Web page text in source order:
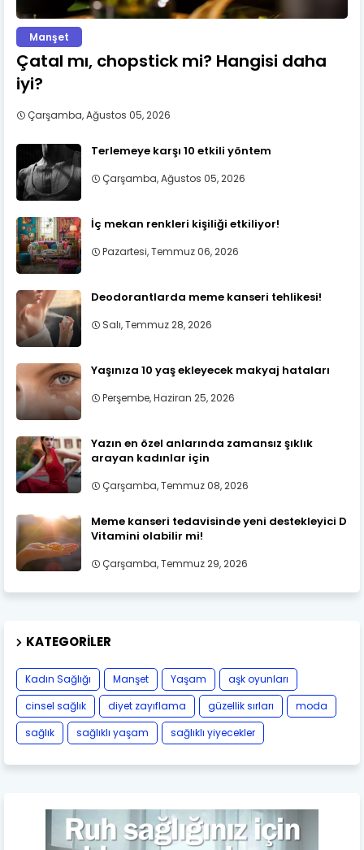
Manşet
Çatal mı, chopstick mi? Hangisi daha
iyi?
Çarşamba, Ağustos 05, 2026
Terlemeye karşı 10 etkili yöntem
Çarşamba, Ağustos 05, 2026
İç mekan renkleri kişiliği etkiliyor!
Pazartesi, Temmuz 06, 2026
Deodorantlarda meme kanseri tehlikesi!
Salı, Temmuz 28, 2026
Yaşınıza 10 yaş ekleyecek makyaj hataları
Perşembe, Haziran 25, 2026
Yazın en özel anlarında zamansız şıklık
arayan kadınlar için
Çarşamba, Temmuz 08, 2026
Meme kanseri tedavisinde yeni destekleyici D
Vitamini olabilir mi!
Çarşamba, Temmuz 29, 2026
KATEGORILER
Kadın Sağlığı Manşet Yaşam
aşk oyunları
cinsel sağlık
diyet zayıflama güzellik sırları
moda
sağlık
sağlıklı yaşam sağlıklı yiyecekler